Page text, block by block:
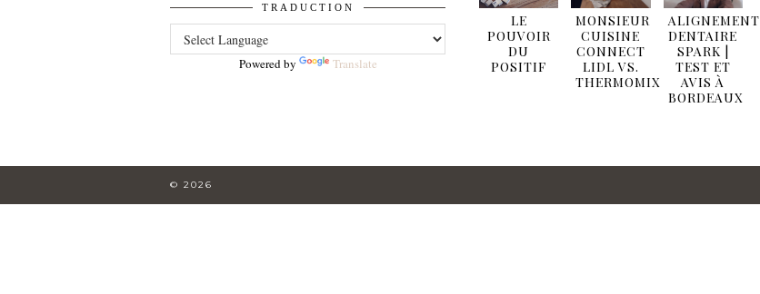
TRADUCTION
Powered by Translate
LE
POUVOIR
DU
POSITIF
MONSIEUR
CUISINE
CONNECT
LIDL VS.
THERMOMIX
ALIGNEMENT
DENTAIRE
SPARK |
TEST ET
AVIS À
BORDEAUX
© 2026